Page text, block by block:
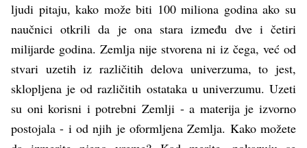
ljudi pitaju, kako može biti 100 miliona godina ako su
naučnici otkrili da je ona stara između dve i četiri
milijarde godina. Zemlja nije stvorena ni iz čega, već od
stvari uzetih iz različitih delova univerzuma, to jest,
sklopljena je od različitih ostataka u univerzumu. Uzeti
su oni korisni i potrebni Zemlji - a materija je izvorno
postojala - i od njih je oformljena Zemlja. Kako možete